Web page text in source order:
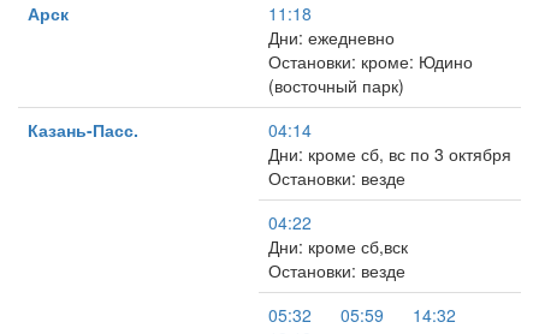
Арск
11:18
Дни: ежедневно
Остановки: кроме: Юдино
(восточный парк)
Казань-Пасс.
04:14
Дни: кроме сб, вс по 3 октября
Остановки: везде
04:22
Дни: кроме сб,вск
Остановки: везде
05:32
05:59
14:32